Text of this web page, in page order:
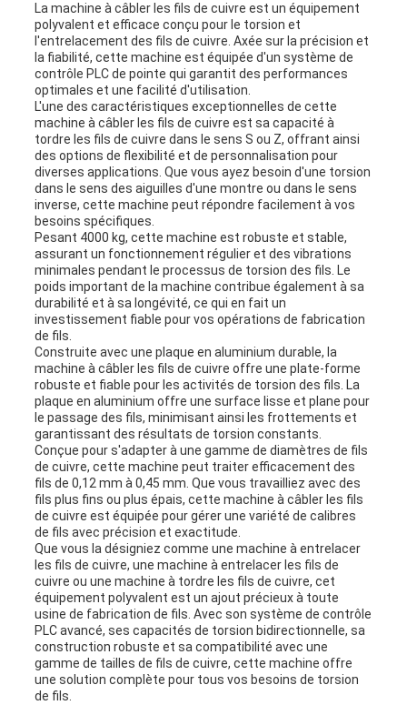
PRIVACY
POLICY
La machine à câbler les fils de cuivre est un équipement
polyvalent et efficace conçu pour le torsion et
l'entrelacement des fils de cuivre. Axée sur la précision et
la fiabilité, cette machine est équipée d'un système de
contrôle PLC de pointe qui garantit des performances
optimales et une facilité d'utilisation.
L'une des caractéristiques exceptionnelles de cette
machine à câbler les fils de cuivre est sa capacité à
tordre les fils de cuivre dans le sens S ou Z, offrant ainsi
des options de flexibilité et de personnalisation pour
diverses applications. Que vous ayez besoin d'une torsion
dans le sens des aiguilles d'une montre ou dans le sens
inverse, cette machine peut répondre facilement à vos
besoins spécifiques.
Pesant 4000 kg, cette machine est robuste et stable,
assurant un fonctionnement régulier et des vibrations
minimales pendant le processus de torsion des fils. Le
poids important de la machine contribue également à sa
durabilité et à sa longévité, ce qui en fait un
investissement fiable pour vos opérations de fabrication
de fils.
Construite avec une plaque en aluminium durable, la
machine à câbler les fils de cuivre offre une plate-forme
robuste et fiable pour les activités de torsion des fils. La
plaque en aluminium offre une surface lisse et plane pour
le passage des fils, minimisant ainsi les frottements et
garantissant des résultats de torsion constants.
Conçue pour s'adapter à une gamme de diamètres de fils
de cuivre, cette machine peut traiter efficacement des
fils de 0,12 mm à 0,45 mm. Que vous travailliez avec des
fils plus fins ou plus épais, cette machine à câbler les fils
de cuivre est équipée pour gérer une variété de calibres
de fils avec précision et exactitude.
Que vous la désigniez comme une machine à entrelacer
les fils de cuivre, une machine à entrelacer les fils de
cuivre ou une machine à tordre les fils de cuivre, cet
équipement polyvalent est un ajout précieux à toute
usine de fabrication de fils. Avec son système de contrôle
PLC avancé, ses capacités de torsion bidirectionnelle, sa
construction robuste et sa compatibilité avec une
gamme de tailles de fils de cuivre, cette machine offre
une solution complète pour tous vos besoins de torsion
de fils.